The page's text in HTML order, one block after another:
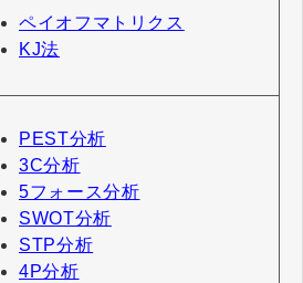
ペイオフマトリクス
KJ法
PEST分析
3C分析
5フォース分析
SWOT分析
STP分析
4P分析